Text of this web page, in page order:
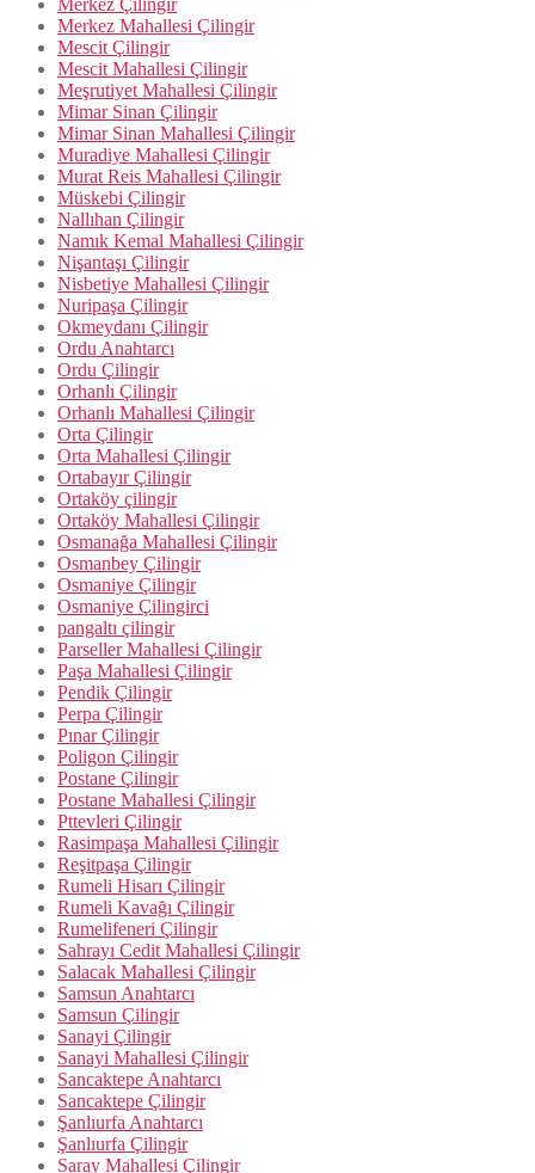
Merkez Çilingir
Merkez Mahallesi Çilingir
Mescit Çilingir
Mescit Mahallesi Çilingir
Meşrutiyet Mahallesi Çilingir
Mimar Sinan Çilingir
Mimar Sinan Mahallesi Çilingir
Muradiye Mahallesi Çilingir
Murat Reis Mahallesi Çilingir
Müskebi Çilingir
Nallıhan Çilingir
Namık Kemal Mahallesi Çilingir
Nişantaşı Çilingir
Nisbetiye Mahallesi Çilingir
Nuripaşa Çilingir
Okmeydanı Çilingir
Ordu Anahtarcı
Ordu Çilingir
Orhanlı Çilingir
Orhanlı Mahallesi Çilingir
Orta Çilingir
Orta Mahallesi Çilingir
Ortabayır Çilingir
Ortaköy çilingir
Ortaköy Mahallesi Çilingir
Osmanağa Mahallesi Çilingir
Osmanbey Çilingir
Osmaniye Çilingir
Osmaniye Çilingirci
pangaltı çilingir
Parseller Mahallesi Çilingir
Paşa Mahallesi Çilingir
Pendik Çilingir
Perpa Çilingir
Pınar Çilingir
Poligon Çilingir
Postane Çilingir
Postane Mahallesi Çilingir
Pttevleri Çilingir
Rasimpaşa Mahallesi Çilingir
Reşitpaşa Çilingir
Rumeli Hisarı Çilingir
Rumeli Kavağı Çilingir
Rumelifeneri Çilingir
Sahrayı Cedit Mahallesi Çilingir
Salacak Mahallesi Çilingir
Samsun Anahtarcı
Samsun Çilingir
Sanayi Çilingir
Sanayi Mahallesi Çilingir
Sancaktepe Anahtarcı
Sancaktepe Çilingir
Şanlıurfa Anahtarcı
Şanlıurfa Çilingir
Saray Mahallesi Çilingir